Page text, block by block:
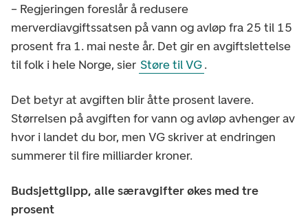
– Regjeringen foreslår å redusere
merverdiavgiftssatsen på vann og avløp fra 25 til 15
prosent fra 1. mai neste år. Det gir en avgiftslettelse
til folk i hele Norge, sier Støre til VG.
Det betyr at avgiften blir åtte prosent lavere.
Størrelsen på avgiften for vann og avløp avhenger av
hvor i landet du bor, men VG skriver at endringen
summerer til fire milliarder kroner.
Budsjettglipp, alle særavgifter økes med tre
prosent